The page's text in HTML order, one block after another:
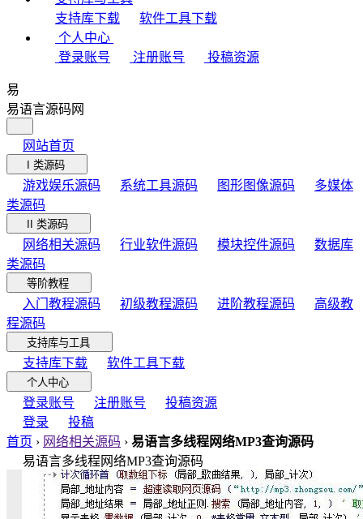
支持库下载
软件工具下载
个人中心
登录账号
注册账号 投稿资源
易
易语言源码网
网站首页
I 类源码
游戏娱乐源码 系统工具源码 图形图像源码
多媒体
类源码
II 类源码
网络相关源码 行业软件源码 模块控件源码
数据库
类源码
等阶教程
入门教程源码 初级教程源码 进阶教程源码
高级教
程源码
支持库与工具
支持库下载 软件工具下载
个人中心
登录账号 注册账号
投稿资源
登录
投稿
首页 › 网络相关源码 › 易语言多线程网络MP3查询源码
易语言多线程网络MP3查询源码